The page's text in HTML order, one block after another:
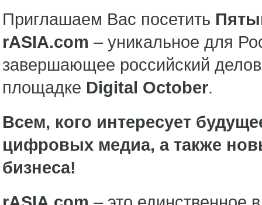
Приглашаем Вас посетить
rASIA.com – уникальное для
завершающее российский
площадке Digital October.
Всем, кого интересует
цифровых медиа, а также
бизнеса!